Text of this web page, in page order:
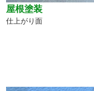
屋根塗装
仕上がり面